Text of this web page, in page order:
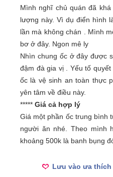
Mình nghĩ chủ quán đã
lượng này. Vì dụ điển hình
lần mà không chán . Mình
bơ ở đây. Ngon mê ly
Nhìn chung ốc ở đây được
đậm đà gia vị . Yếu tố
ốc là vệ sinh an toàn thực
yên tâm về điều này.
***** Giá cả hợp lý
Giá một phần ốc trung bình
người ăn nhé. Theo mình
khoảng 500k là banh bụng
Lưu vào ưa thích